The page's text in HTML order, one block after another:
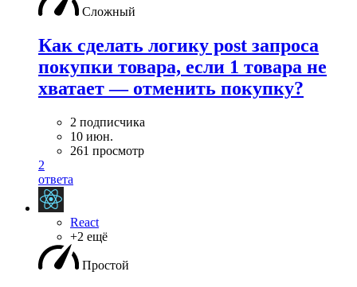
Сложный
Как сделать логику post запроса
покупки товара, если 1 товара не
хватает — отменить покупку?
2 подписчика
10 июн.
261 просмотр
2
ответа
React
+2 ещё
Простой